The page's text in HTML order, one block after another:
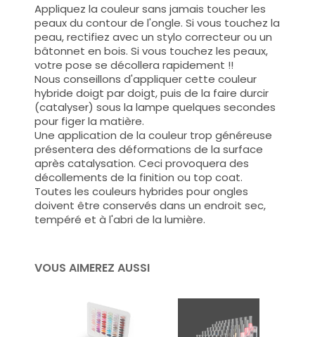
Appliquez la couleur sans jamais toucher les
peaux du contour de l'ongle. Si vous touchez la
peau, rectifiez avec un stylo correcteur ou un
bâtonnet en bois. Si vous touchez les peaux,
votre pose se décollera rapidement !!
Nous conseillons d'appliquer cette couleur
hybride doigt par doigt, puis de la faire durcir
(catalyser) sous la lampe quelques secondes
pour figer la matière.
Une application de la couleur trop généreuse
présentera des déformations de la surface
après catalysation. Ceci provoquera des
décollements de la finition ou top coat.
Toutes les couleurs hybrides pour ongles
doivent être conservés dans un endroit sec,
tempéré et à l'abri de la lumière.
VOUS AIMEREZ AUSSI